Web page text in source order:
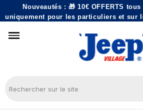
Nouveautés : 🎁 10€ OFFERTS
uniquement pour les particuliers et sur